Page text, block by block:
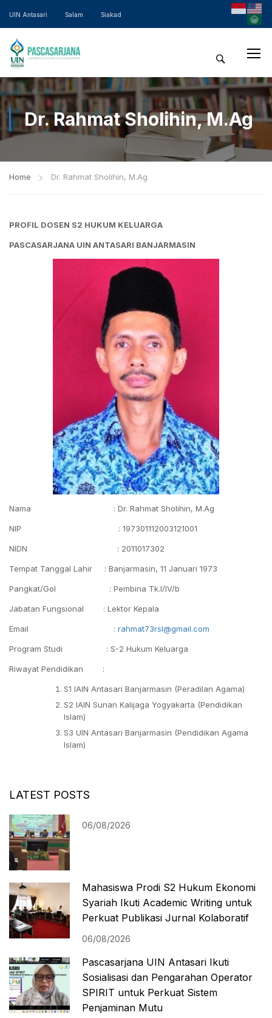
UIN Antasari Salam Siakad
Dr. Rahmat Sholihin, M.Ag
Home Dr. Rahmat Sholihin, M.Ag
PROFIL DOSEN S2 HUKUM KELUARGA
PASCASARJANA UIN ANTASARI BANJARMASIN
Nama : Dr. Rahmat Sholihin, M.Ag
NIP : 197301112003121001
NIDN : 2011017302
Tempat Tanggal Lahir : Banjarmasin, 11 Januari 1973
Pangkat/Gol : Pembina Tk.I/IV/b
Jabatan Fungsional : Lektor Kepala
Email : rahmat73rsl@gmail.com
Program Studi : S-2 Hukum Keluarga
Riwayat Pendidikan :
S1 IAIN Antasari Banjarmasin (Peradilan Agama)
S2 IAIN Sunan Kalijaga Yogyakarta (Pendidikan
Islam)
S3 UIN Antasari Banjarmasin (Pendidikan Agama
Islam)
LATEST POSTS
06/08/2026
Mahasiswa Prodi S2 Hukum Ekonomi
Syariah Ikuti Academic Writing untuk
Perkuat Publikasi Jurnal Kolaboratif
06/08/2026
Pascasarjana UIN Antasari Ikuti
Sosialisasi dan Pengarahan Operator
SPIRIT untuk Perkuat Sistem
Penjaminan Mutu